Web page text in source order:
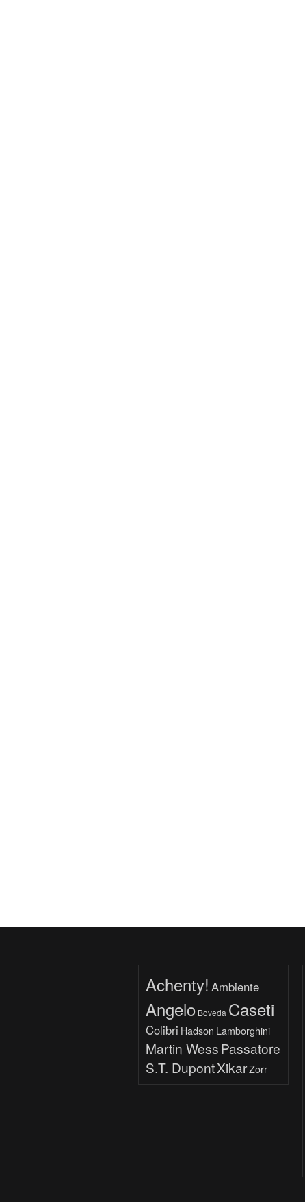
Achenty! Ambiente
Angelo Boveda Caseti
Colibri Hadson Lamborghini
Martin WessPassatore
S.T. DupontXikarZorr